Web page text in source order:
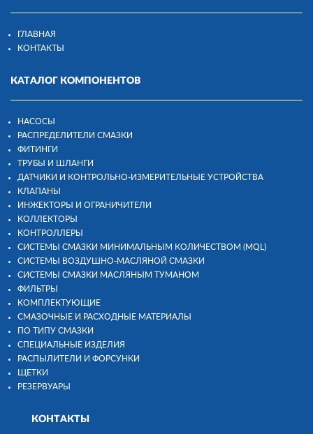
ГЛАВНАЯ
КОНТАКТЫ
КАТАЛОГ КОМПОНЕНТОВ
НАСОСЫ
РАСПРЕДЕЛИТЕЛИ СМАЗКИ
ФИТИНГИ
ТРУБЫ И ШЛАНГИ
ДАТЧИКИ И КОНТРОЛЬНО-ИЗМЕРИТЕЛЬНЫЕ УСТРОЙСТВА
КЛАПАНЫ
ИНЖЕКТОРЫ И ОГРАНИЧИТЕЛИ
КОЛЛЕКТОРЫ
КОНТРОЛЛЕРЫ
СИСТЕМЫ СМАЗКИ МИНИМАЛЬНЫМ КОЛИЧЕСТВОМ (MQL)
СИСТЕМЫ ВОЗДУШНО-МАСЛЯНОЙ СМАЗКИ
СИСТЕМЫ СМАЗКИ МАСЛЯНЫМ ТУМАНОМ
ФИЛЬТРЫ
КОМПЛЕКТУЮЩИЕ
СМАЗОЧНЫЕ И РАСХОДНЫЕ МАТЕРИАЛЫ
ПО ТИПУ СМАЗКИ
СПЕЦИАЛЬНЫЕ ИЗДЕЛИЯ
РАСПЫЛИТЕЛИ И ФОРСУНКИ
ЩЕТКИ
РЕЗЕРВУАРЫ
КОНТАКТЫ